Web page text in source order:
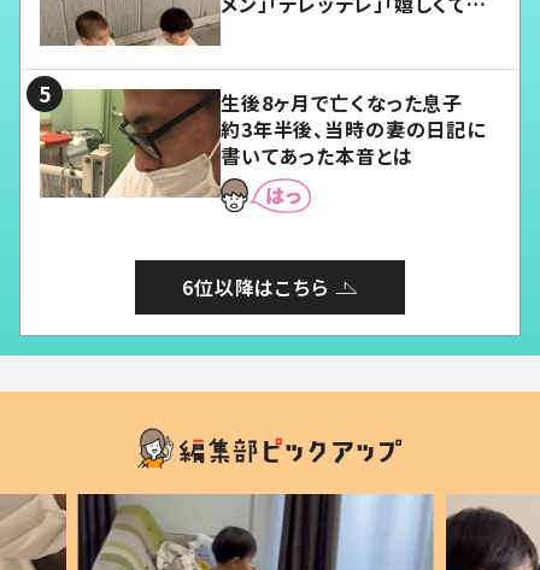
生後8ヶ月で亡くなった息子
約3年半後、当時の妻の日記に
書いてあった本音とは
6位以降はこちら